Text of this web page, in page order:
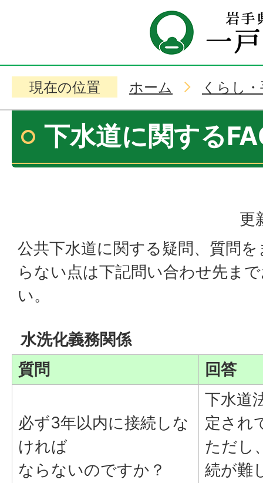
現在の位置 ホーム くらし
下水道に関する
更
公共下水道に関する疑問、質問
らない点は下記問い合わせ先ま
い。
水洗化義務関係
質問
回答
必ず3年以内に接続しな
ければ
ならないのですか？
下水道
定され
ただし
続が難